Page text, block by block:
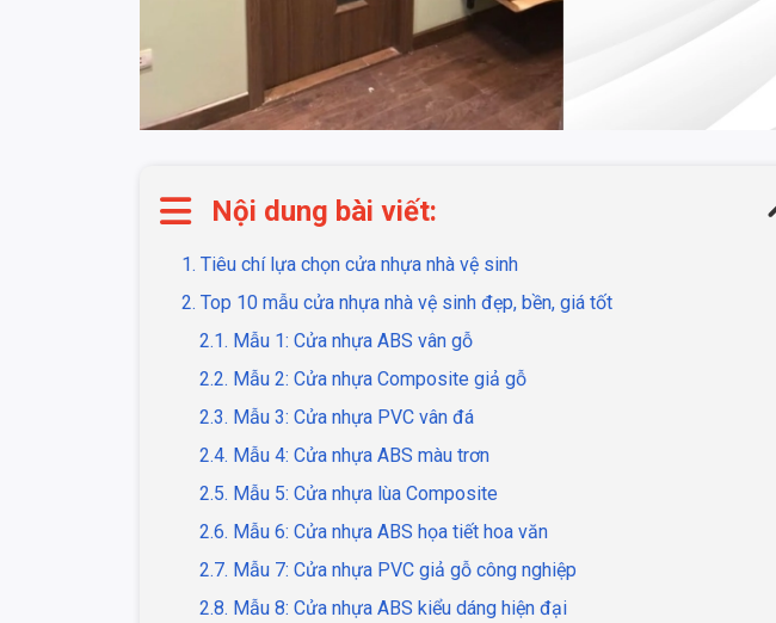
Nội dung bài viết:
1. Tiêu chí lựa chọn cửa nhựa nhà vệ sinh
2. Top 10 mẫu cửa nhựa nhà vệ sinh đẹp, bền, giá tốt
2.1. Mẫu 1: Cửa nhựa ABS vân gỗ
2.2. Mẫu 2: Cửa nhựa Composite giả gỗ
2.3. Mẫu 3: Cửa nhựa PVC vân đá
2.4. Mẫu 4: Cửa nhựa ABS màu trơn
2.5. Mẫu 5: Cửa nhựa lùa Composite
2.6. Mẫu 6: Cửa nhựa ABS họa tiết hoa văn
2.7. Mẫu 7: Cửa nhựa PVC giả gỗ công nghiệp
2.8. Mẫu 8: Cửa nhựa ABS kiểu dáng hiện đại